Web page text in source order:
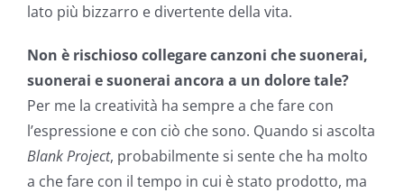
lato più bizzarro e divertente della vita.
Non è rischioso collegare canzoni che suonerai,
suonerai e suonerai ancora a un dolore tale?
Per me la creatività ha sempre a che fare con
l’espressione e con ciò che sono. Quando si ascolta
Blank Project, probabilmente si sente che ha molto
a che fare con il tempo in cui è stato prodotto, ma